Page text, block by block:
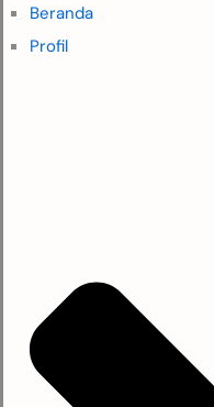
Beranda
Profil